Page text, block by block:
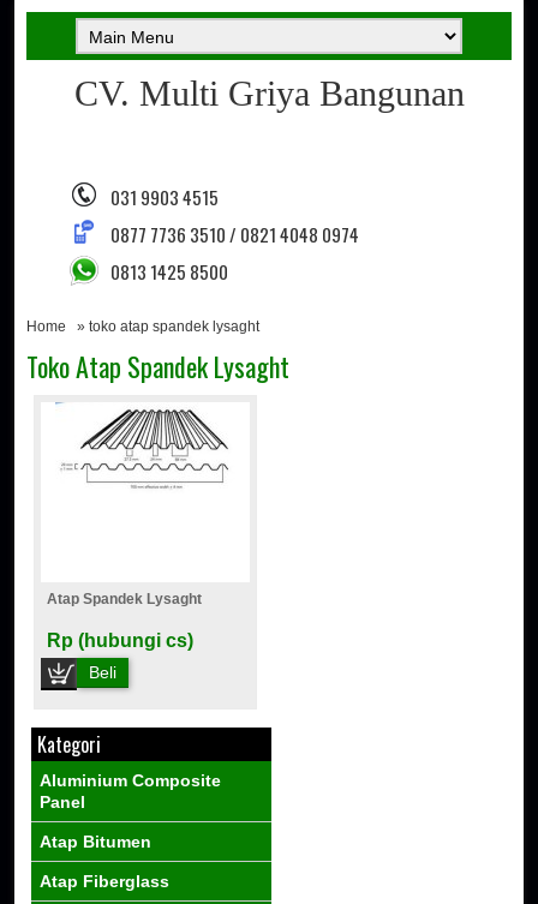
CV. Multi Griya Bangunan
031 9903 4515
0877 7736 3510 / 0821 4048 0974
0813 1425 8500
Home » toko atap spandek lysaght
Toko Atap Spandek Lysaght
Atap Spandek Lysaght
Rp (hubungi cs)
Beli
Kategori
Aluminium Composite
Panel
Atap Bitumen
Atap Fiberglass